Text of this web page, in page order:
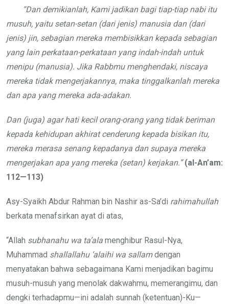
“Dan demikianlah, Kami jadikan bagi tiap-tiap nabi itu
musuh, yaitu setan-setan (dari jenis) manusia dan (dari
jenis) jin, sebagian mereka membisikkan kepada sebagian
yang lain perkataan-perkataan yang indah-indah untuk
menipu (manusia). Jika Rabbmu menghendaki, niscaya
mereka tidak mengerjakannya, maka tinggalkanlah mereka
dan apa yang mereka ada-adakan.
Dan (juga) agar hati kecil orang-orang yang tidak beriman
kepada kehidupan akhirat cenderung kepada bisikan itu,
mereka merasa senang kepadanya dan supaya mereka
mengerjakan apa yang mereka (setan) kerjakan.”(al-An’am:
112—113)
Asy-Syaikh Abdur Rahman bin Nashir as-Sa’di rahimahullah
berkata menafsirkan ayat di atas,
“Allah subhanahu wa ta’ala menghibur Rasul-Nya,
Muhammad shallallahu ‘alaihi wa sallamdengan
menyatakan bahwa sebagaimana Kami menjadikan bagimu
musuh-musuh yang menolak dakwahmu, memerangimu, dan
dengki terhadapmu—ini adalah sunnah (ketentuan)-Ku—